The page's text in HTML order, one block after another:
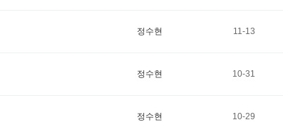
정수현 11-13
정수현 10-31
정수현 10-29